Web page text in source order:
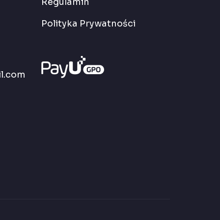
Polityka Prywatności